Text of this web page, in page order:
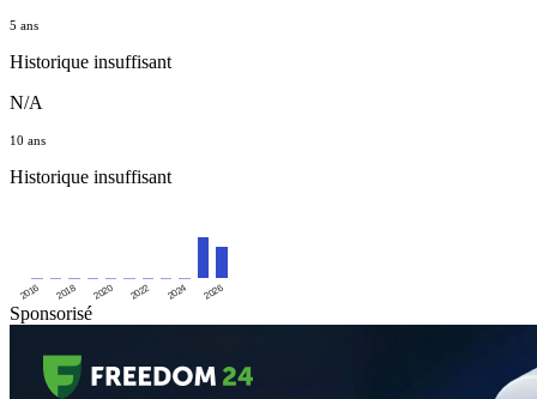
5 ans
Historique insuffisant
N/A
10 ans
Historique insuffisant
2016 2018 2020 2022 2024 2026
Sponsorisé